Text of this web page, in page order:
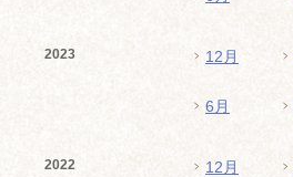
2023 12月
6月
2022 12月